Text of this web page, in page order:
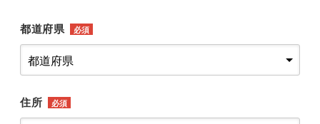
都道府県 必須
住所 必須